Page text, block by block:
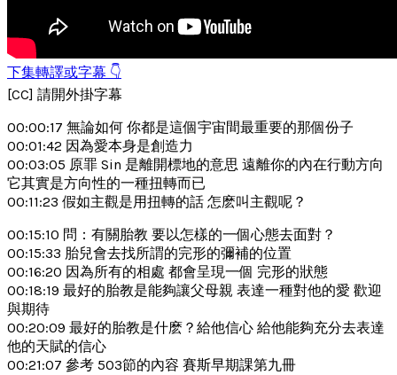
下集轉譯或字幕 👇
[CC] 請開外掛字幕
00:00:17 無論如何 你都是這個宇宙間最重要的那個份子
00:01:42 因為愛本身是創造力
00:03:05 原罪 Sin 是離開標地的意思 遠離你的內在行動方向
它其實是方向性的一種扭轉而已
00:11:23 假如主觀是用扭轉的話 怎麽叫主觀呢？
00:15:10 問：有關胎教 要以怎樣的一個心態去面對？
00:15:33 胎兒會去找所謂的完形的彌補的位置
00:16:20 因為所有的相處 都會呈現一個 完形的狀態
00:18:19 最好的胎教是能夠讓父母親 表達一種對他的愛 歡迎
與期待
00:20:09 最好的胎教是什麽？給他信心 給他能夠充分去表達
他的天賦的信心
00:21:07 參考 503節的內容 賽斯早期課第九冊